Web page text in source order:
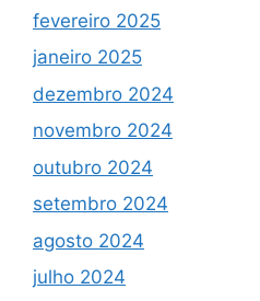
fevereiro 2025
janeiro 2025
dezembro 2024
novembro 2024
outubro 2024
setembro 2024
agosto 2024
julho 2024